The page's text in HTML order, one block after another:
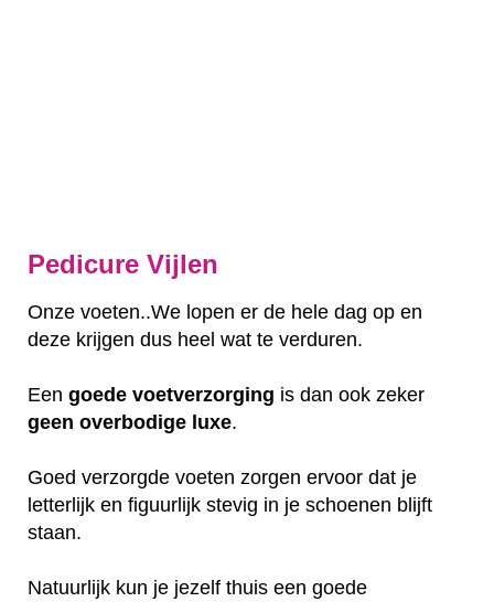
Pedicure Vijlen
Onze voeten..We lopen er de hele dag op en
deze krijgen dus heel wat te verduren.
Een goede voetverzorging is dan ook zeker
geen overbodige luxe.
Goed verzorgde voeten zorgen ervoor dat je
letterlijk en figuurlijk stevig in je schoenen blijft
staan.
Natuurlijk kun je jezelf thuis een goede